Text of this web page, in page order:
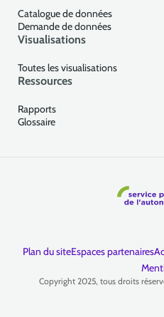
Catalogue de données
Demande de données
Visualisations
Toutes les visualisations
Ressources
Rapports
Glossaire
Plan du siteEspaces partenaires
Copyright 2025, tous droits